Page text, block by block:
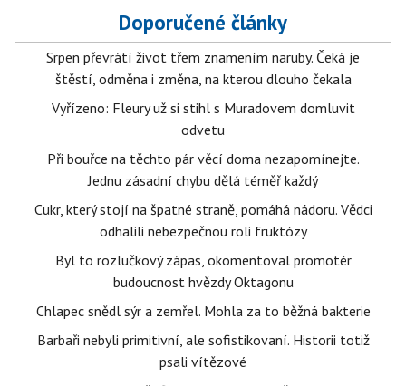
Doporučené články
Srpen převrátí život třem znamením naruby. Čeká je
štěstí, odměna i změna, na kterou dlouho čekala
Vyřízeno: Fleury už si stihl s Muradovem domluvit
odvetu
Při bouřce na těchto pár věcí doma nezapomínejte.
Jednu zásadní chybu dělá téměř každý
Cukr, který stojí na špatné straně, pomáhá nádoru. Vědci
odhalili nebezpečnou roli fruktózy
Byl to rozlučkový zápas, okomentoval promotér
budoucnost hvězdy Oktagonu
Chlapec snědl sýr a zemřel. Mohla za to běžná bakterie
Barbaři nebyli primitivní, ale sofistikovaní. Historii totiž
psali vítězové